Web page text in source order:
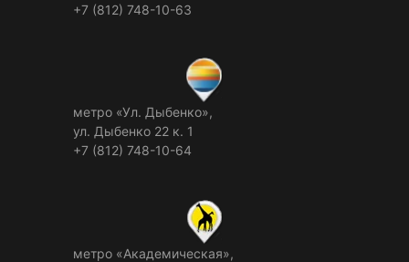
+7 (812) 748-10-63
метро «Ул. Дыбенко»,
ул. Дыбенко 22 к. 1
+7 (812) 748-10-64
метро «Академическая»,